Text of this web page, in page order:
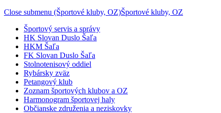
Close submenu (Športové kluby, OZ)Športové kluby, OZ
Športový servis a správy
HK Slovan Duslo Šaľa
HKM Šaľa
FK Slovan Duslo Šaľa
Stolnotenisový oddiel
Rybársky zväz
Petangový klub
Zoznam športových klubov a OZ
Harmonogram športovej haly
Občianske združenia a neziskovky